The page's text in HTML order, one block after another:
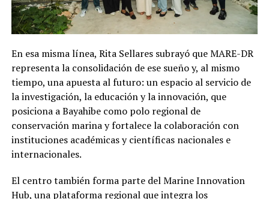
En esa misma línea, Rita Sellares subrayó que MARE-DR
representa la consolidación de ese sueño y, al mismo
tiempo, una apuesta al futuro: un espacio al servicio de
la investigación, la educación y la innovación, que
posiciona a Bayahibe como polo regional de
conservación marina y fortalece la colaboración con
instituciones académicas y científicas nacionales e
internacionales.
El centro también forma parte del Marine Innovation
Hub, una plataforma regional que integra los